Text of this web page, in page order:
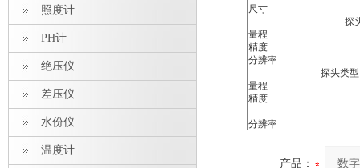
照度计
PH计
绝压仪
差压仪
水份仪
温度计
尺寸
探
量程
精度
分辨率
探头类
量程
精度
分辨率
产品：